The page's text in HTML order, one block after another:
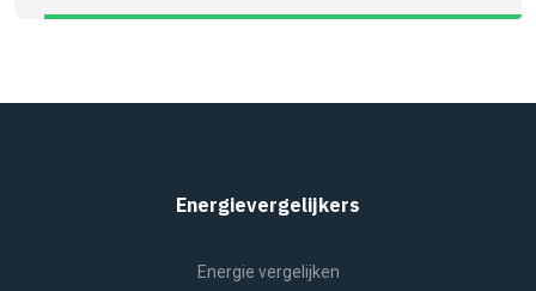
Energievergelijkers
Energie vergelijken